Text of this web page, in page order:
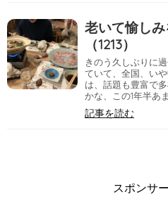
老いて愉し
（1213）
きのう久しぶりに
ていて、全国、い
は、話題も豊富で
かな、この1年半あ
記事を読む
スポンサ